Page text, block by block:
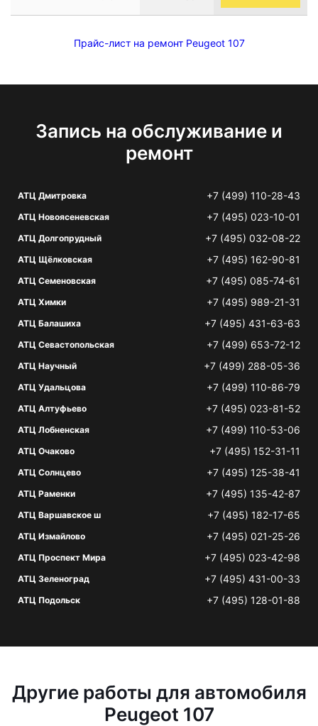
Прайс-лист на ремонт Peugeot 107
Запись на обслуживание и
ремонт
АТЦ Дмитровка +7 (499) 110-28-43
АТЦ Новоясеневская +7 (495) 023-10-01
АТЦ Долгопрудный +7 (495) 032-08-22
АТЦ Щёлковская +7 (495) 162-90-81
АТЦ Семеновская +7 (495) 085-74-61
АТЦ Химки +7 (495) 989-21-31
АТЦ Балашиха +7 (495) 431-63-63
АТЦ Севастопольская +7 (499) 653-72-12
АТЦ Научный +7 (499) 288-05-36
АТЦ Удальцова +7 (499) 110-86-79
АТЦ Алтуфьево +7 (495) 023-81-52
АТЦ Лобненская +7 (499) 110-53-06
АТЦ Очаково +7 (495) 152-31-11
АТЦ Солнцево +7 (495) 125-38-41
АТЦ Раменки +7 (495) 135-42-87
АТЦ Варшавское ш +7 (495) 182-17-65
АТЦ Измайлово +7 (495) 021-25-26
АТЦ Проспект Мира +7 (495) 023-42-98
АТЦ Зеленоград +7 (495) 431-00-33
АТЦ Подольск +7 (495) 128-01-88
Другие работы для автомобиля
Peugeot 107